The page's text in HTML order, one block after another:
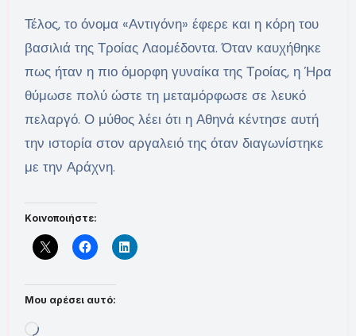
Τέλος, το όνομα «Αντιγόνη» έφερε και η κόρη του
βασιλιά της Τροίας Λαομέδοντα. Όταν καυχήθηκε
πως ήταν η πιο όμορφη γυναίκα της Τροίας, η Ήρα
θύμωσε πολύ ώστε τη μεταμόρφωσε σε λευκό
πελαργό. Ο μύθος λέει ότι η Αθηνά κέντησε αυτή
την ιστορία στον αργαλειό της όταν διαγωνίστηκε
με την Αράχνη.
Κοινοποιήστε:
Μου αρέσει αυτό:
Loading…